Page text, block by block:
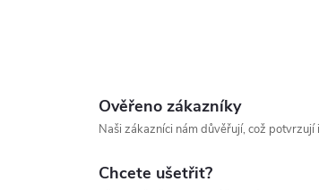
Ověřeno zákazníky
Naši zákazníci nám důvěřují, což potvrzují
Chcete ušetřit?